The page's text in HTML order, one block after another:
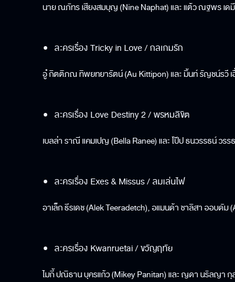
นาย ณภัทร เสียงสมบุญ (Nine Naphat) และ แต้ว ณฐพร เด
ละครเรื่อง Tricky in Love / กลเกมรัก
อู๋ กิตติภณ ทิพยทยารัตน์ (Au Kittipon) และ มิ้นท์ รัญชน์รวี เ
ละครเรื่อง Love Destiny 2 / พรหมลิขิต
เบลล่า ราณี แคมเปญ (Bella Ranee) และ โป๊ป ธนวรรธน์ วร
ละครเรื่อง Exes & Missus / ลมเล่นไฟ
อาเล็ก ธีรเดช (Alek Teeradetch), อแมนด้า ชาลิสา ออบดัม
ละครเรื่อง Kwanruetai / ขวัญฤทัย
ไมกี้ ปณิธาน บุครแก้ว (Mikey Panitan) และ ญดา นริลญา กุ